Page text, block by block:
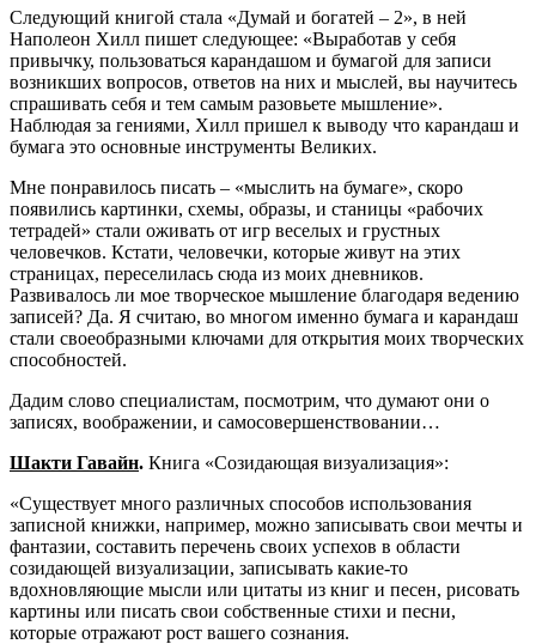
Следующий книгой стала «Думай и богатей – 2», в ней
Наполеон Хилл пишет следующее: «Выработав у себя
привычку, пользоваться карандашом и бумагой для записи
возникших вопросов, ответов на них и мыслей, вы научитесь
спрашивать себя и тем самым разовьете мышление».
Наблюдая за гениями, Хилл пришел к выводу что карандаш и
бумага это основные инструменты Великих.
Мне понравилось писать – «мыслить на бумаге», скоро
появились картинки, схемы, образы, и станицы «рабочих
тетрадей» стали оживать от игр веселых и грустных
человечков. Кстати, человечки, которые живут на этих
страницах, переселилась сюда из моих дневников.
Развивалось ли мое творческое мышление благодаря ведению
записей? Да. Я считаю, во многом именно бумага и карандаш
стали своеобразными ключами для открытия моих творческих
способностей.
Дадим слово специалистам, посмотрим, что думают они о
записях, воображении, и самосовершенствовании…
Шакти Гавайн. Книга «Созидающая визуализация»:
«Существует много различных способов использования
записной книжки, например, можно записывать свои мечты и
фантазии, составить перечень своих успехов в области
созидающей визуализации, записывать какие-то
вдохновляющие мысли или цитаты из книг и песен, рисовать
картины или писать свои собственные стихи и песни,
которые отражают рост вашего сознания.